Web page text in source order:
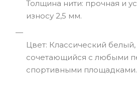
Толщина нити: прочная и
износу 2,5 мм.
Цвет: Классический белый,
сочетающийся с любыми
спортивными площадками.